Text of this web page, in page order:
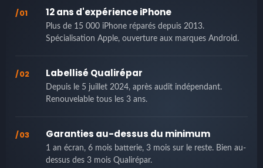
/01 12 ans d'expérience iPhone
Plus de 15 000 iPhone réparés depuis 2013.
Spécialisation Apple, ouverture aux marques Android.
/02 Labellisé Qualirépar
Depuis le 5 juillet 2024, après audit indépendant.
Renouvelable tous les 3 ans.
/03 Garanties au-dessus du minimum
1 an écran, 6 mois batterie, 3 mois sur le reste. Bien au-
dessus des 3 mois Qualirépar.